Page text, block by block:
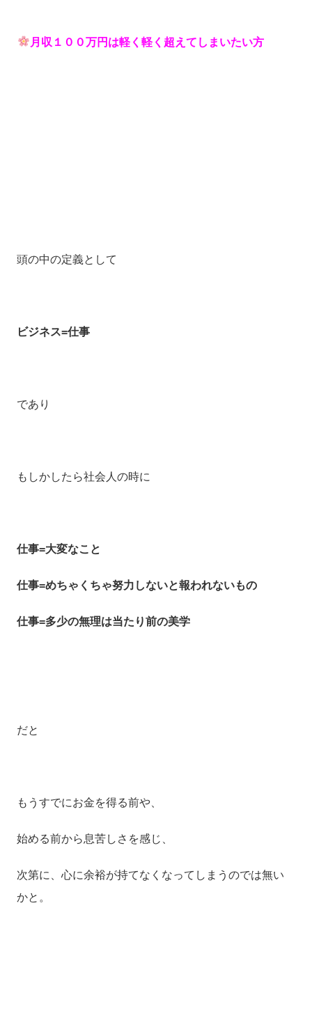
月収１００万円は軽く軽く超えてしまいたい方
頭の中の定義として
ビジネス=仕事
であり
もしかしたら社会人の時に
仕事=大変なこと
仕事=めちゃくちゃ努力しないと報われないもの
仕事=多少の無理は当たり前の美学
だと
もうすでにお金を得る前や、
始める前から息苦しさを感じ、
次第に、心に余裕が持てなくなってしまうのでは無い
かと。